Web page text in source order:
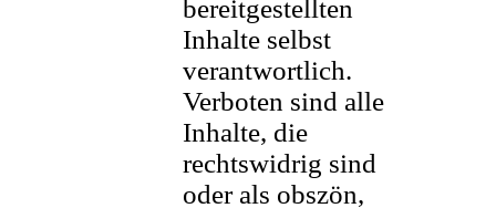
bereitgestellten
Inhalte selbst
verantwortlich.
Verboten sind alle
Inhalte, die
rechtswidrig sind
oder als obszön,